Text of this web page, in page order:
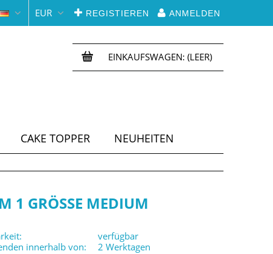
REGISTIEREN ANMELDEN
EUR
EINKAUFSWAGEN: (LEER)
CAKE TOPPER NEUHEITEN
1 GRÖSSE MEDIUM
verfügbar
innerhalb von:
2 Werktagen